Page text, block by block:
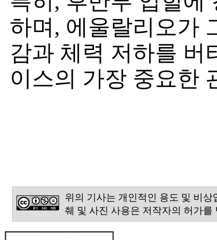
하며, 에울랄리오가
감과 체력 저하를 버
이스의 가장 중요한
위의 기사는 개인적인 용도 및 비
췌 및 사진 사용은 저작자의 허가를